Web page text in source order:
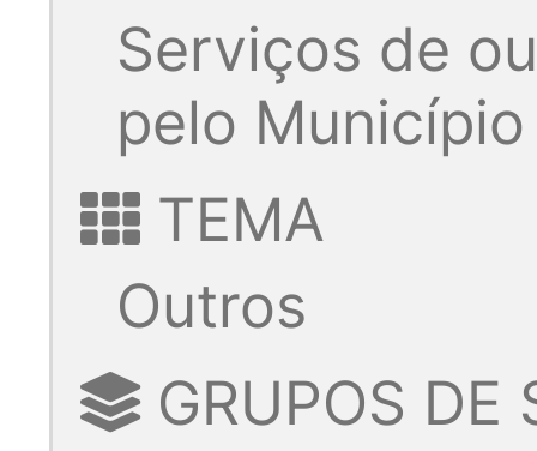
Serviços de
pelo Município
TEMA
Outros
GRUPOS DE